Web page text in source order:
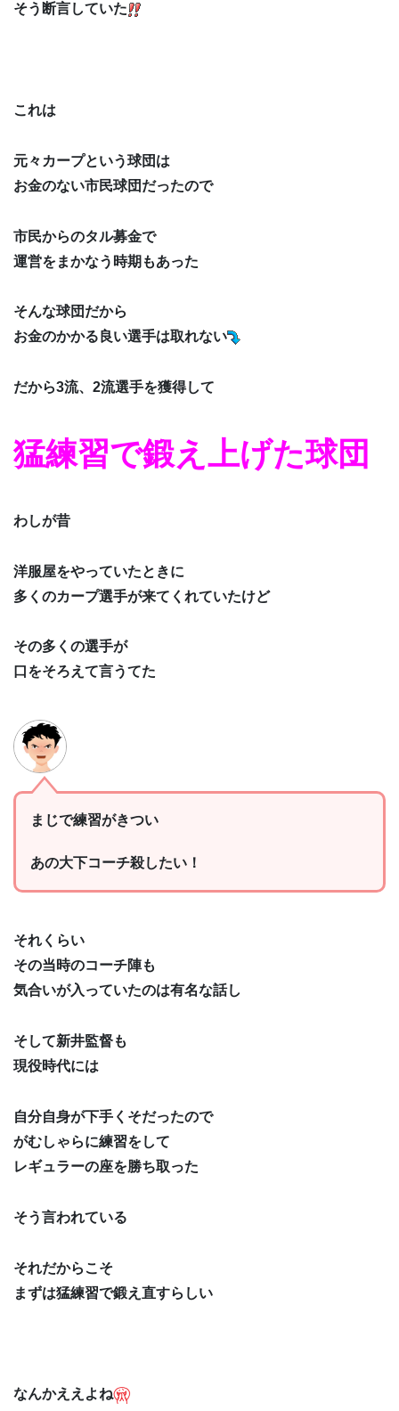
そう断言していた
これは
元々カープという球団は
お金のない市民球団だったので
市民からのタル募金で
運営をまかなう時期もあった
そんな球団だから
お金のかかる良い選手は取れない
だから3流、2流選手を獲得して
猛練習で鍛え上げた球団
わしが昔
洋服屋をやっていたときに
多くのカープ選手が来てくれていたけど
その多くの選手が
口をそろえて言うてた
まじで練習がきつい
あの大下コーチ殺したい！
それくらい
その当時のコーチ陣も
気合いが入っていたのは有名な話し
そして新井監督も
現役時代には
自分自身が下手くそだったので
がむしゃらに練習をして
レギュラーの座を勝ち取った
そう言われている
それだからこそ
まずは猛練習で鍛え直すらしい
なんかええよね